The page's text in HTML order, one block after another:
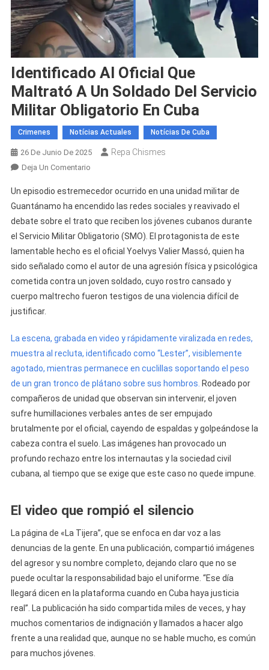
Identificado Al Oficial Que
Maltrató A Un Soldado Del Servicio
Militar Obligatorio En Cuba
Crimenes Notícias Actuales Notícias De Cuba
26 De Junio De 2025 Repa Chismes
Deja Un ComentarioEn
Al
Oficial
Que
Maltrató
A
Un
Soldado
Obligatorio
Un episodio estremecedor ocurrido en una unidad militar de
Guantánamo ha encendido las redes sociales y reavivado el
debate sobre el trato que reciben los jóvenes cubanos durante
el Servicio Militar Obligatorio (SMO). El protagonista de este
lamentable hecho es el oficial Yoelvys Valier Massó, quien ha
sido señalado como el autor de una agresión física y psicológica
cometida contra un joven soldado, cuyo rostro cansado y
cuerpo maltrecho fueron testigos de una violencia difícil de
justificar.
La escena, grabada en video y rápidamente viralizada en redes,
muestra al recluta, identificado como “Lester”, visiblemente
agotado, mientras permanece en cuclillas soportando el peso
de un gran tronco de plátano sobre sus hombros. Rodeado por
compañeros de unidad que observan sin intervenir, el joven
sufre humillaciones verbales antes de ser empujado
brutalmente por el oficial, cayendo de espaldas y golpeándose la
cabeza contra el suelo. Las imágenes han provocado un
profundo rechazo entre los internautas y la sociedad civil
cubana, al tiempo que se exige que este caso no quede impune.
El video que rompió el silencio
La página de «La Tijera”, que se enfoca en dar voz a las
denuncias de la gente. En una publicación, compartió imágenes
del agresor y su nombre completo, dejando claro que no se
puede ocultar la responsabilidad bajo el uniforme. “Ese día
llegará dicen en la plataforma cuando en Cuba haya justicia
real”. La publicación ha sido compartida miles de veces, y hay
muchos comentarios de indignación y llamados a hacer algo
frente a una realidad que, aunque no se hable mucho, es común
para muchos jóvenes.